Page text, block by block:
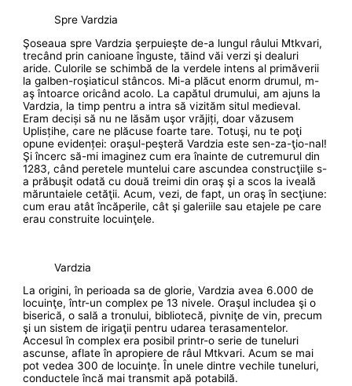
Spre Vardzia
Şoseaua spre Vardzia şerpuieşte de-a lungul râului Mtkvari,
trecând prin canioane înguste, tăind văi verzi şi dealuri
aride. Culorile se schimbă de la verdele intens al primăverii
la galben-roşiaticul stâncos. Mi-a plăcut enorm drumul, m-
aş întoarce oricând acolo. La capătul drumului, am ajuns la
Vardzia, la timp pentru a intra să vizităm situl medieval.
Eram deciși să nu ne lăsăm uşor vrăjiți, doar văzusem
Uplisțihe, care ne plăcuse foarte tare. Totuşi, nu te poţi
opune evidenței: oraşul-peşteră Vardzia este sen-za-ţio-nal!
Şi încerc să-mi imaginez cum era înainte de cutremurul din
1283, când peretele muntelui care ascundea construcţiile s-
a prăbuşit odată cu două treimi din oraş şi a scos la iveală
măruntaiele cetăţii. Acum, vezi, de fapt, un oraş în secţiune:
cum erau atât încăperile, cât şi galeriile sau etajele pe care
erau construite locuinţele.
Vardzia
La origini, în perioada sa de glorie, Vardzia avea 6.000 de
locuinţe, într-un complex pe 13 nivele. Oraşul includea şi o
biserică, o sală a tronului, bibliotecă, pivniţe de vin, precum
şi un sistem de irigaţii pentru udarea terasamentelor.
Accesul în complex era posibil printr-o serie de tuneluri
ascunse, aflate în apropiere de râul Mtkvari. Acum se mai
pot vedea 300 de locuinţe. În unele dintre vechile tuneluri,
conductele încă mai transmit apă potabilă.